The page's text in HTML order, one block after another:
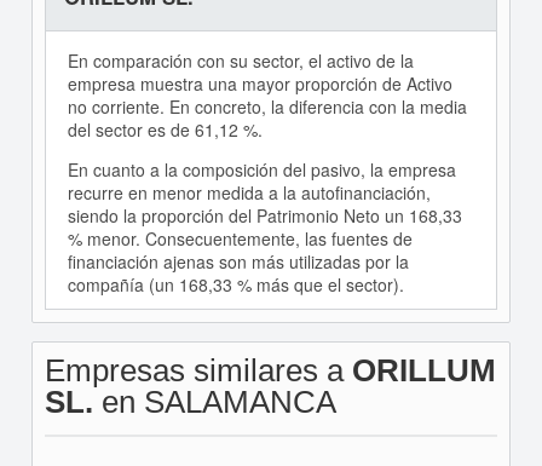
En comparación con su sector, el activo de la
empresa muestra una mayor proporción de Activo
no corriente. En concreto, la diferencia con la media
del sector es de 61,12 %.
En cuanto a la composición del pasivo, la empresa
recurre en menor medida a la autofinanciación,
siendo la proporción del Patrimonio Neto un 168,33
% menor. Consecuentemente, las fuentes de
financiación ajenas son más utilizadas por la
compañía (un 168,33 % más que el sector).
Empresas similares a ORILLUM
SL. en SALAMANCA